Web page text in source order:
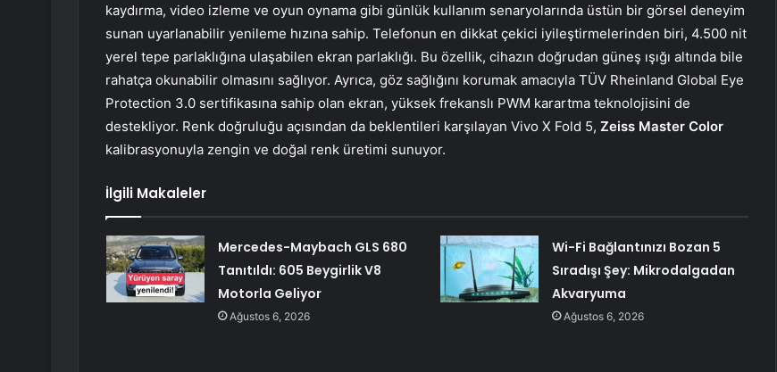
kaydırma, video izleme ve oyun oynama gibi günlük kullanım senaryolarında üstün bir görsel deneyim
sunan uyarlanabilir yenileme hızına sahip. Telefonun en dikkat çekici iyileştirmelerinden biri, 4.500 nit
yerel tepe parlaklığına ulaşabilen ekran parlaklığı. Bu özellik, cihazın doğrudan güneş ışığı altında bile
rahatça okunabilir olmasını sağlıyor. Ayrıca, göz sağlığını korumak amacıyla TÜV Rheinland Global Eye
Protection 3.0 sertifikasına sahip olan ekran, yüksek frekanslı PWM karartma teknolojisini de
destekliyor. Renk doğruluğu açısından da beklentileri karşılayan Vivo X Fold 5, Zeiss Master Color
kalibrasyonuyla zengin ve doğal renk üretimi sunuyor.
İlgili Makaleler
Mercedes-Maybach GLS 680
Tanıtıldı: 605 Beygirlik V8
Motorla Geliyor
Ağustos 6, 2026
Wi-Fi Bağlantınızı Bozan 5
Sıradışı Şey: Mikrodalgadan
Akvaryuma
Ağustos 6, 2026